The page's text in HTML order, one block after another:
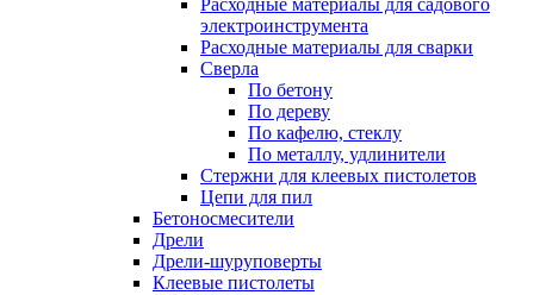
электроинструмента
Расходные материалы для сварки
Сверла
По бетону
По дереву
По кафелю, стеклу
По металлу, удлинители
Стержни для клеевых пистолетов
Цепи для пил
Бетоносмесители
Дрели
Дрели-шуруповерты
Клеевые пистолеты